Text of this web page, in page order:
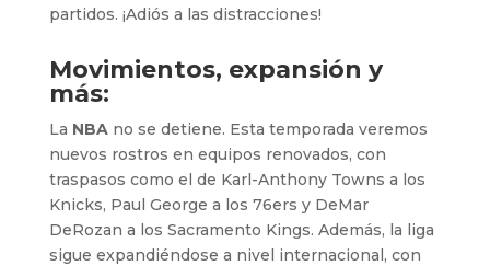
partidos. ¡Adiós a las distracciones!
Movimientos, expansión y
más:
La NBA no se detiene. Esta temporada veremos
nuevos rostros en equipos renovados, con
traspasos como el de Karl-Anthony Towns a los
Knicks, Paul George a los 76ers y DeMar
DeRozan a los Sacramento Kings. Además, la liga
sigue expandiéndose a nivel internacional, con